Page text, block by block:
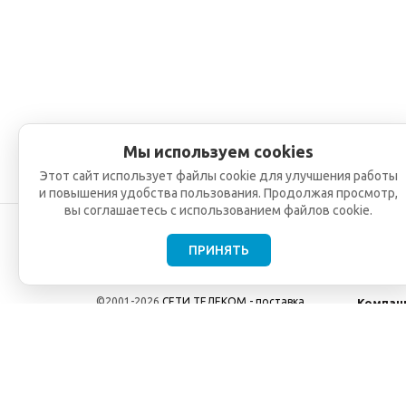
©2001-2026 СЕТИ ТЕЛЕКОМ - поставка,
Мы используем cookies
Этот сайт использует файлы cookie для улучшения работы
и повышения удобства пользования. Продолжая просмотр,
вы соглашаетесь с использованием файлов cookie.
ПРИНЯТЬ